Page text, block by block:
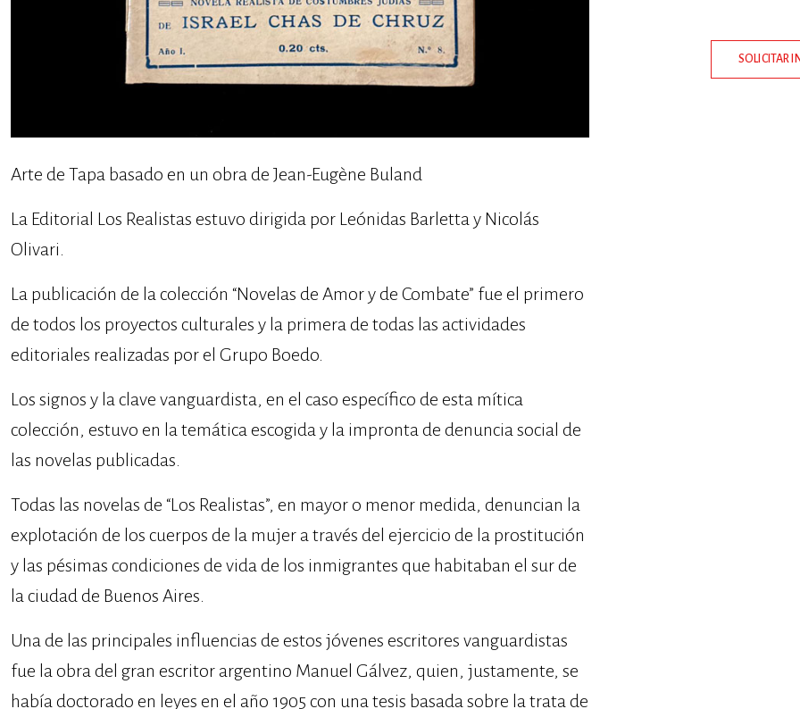
Arte de Tapa basado en un obra de Jean-Eugène Buland
La Editorial Los Realistas estuvo dirigida por Leónidas Barletta y Nicolás
Olivari.
La publicación de la colección “Novelas de Amor y de Combate” fue el primero
de todos los proyectos culturales y la primera de todas las actividades
editoriales realizadas por el Grupo Boedo.
Los signos y la clave vanguardista, en el caso específico de esta mítica
colección, estuvo en la temática escogida y la impronta de denuncia social de
las novelas publicadas.
Todas las novelas de “Los Realistas”, en mayor o menor medida, denuncian la
explotación de los cuerpos de la mujer a través del ejercicio de la prostitución
y las pésimas condiciones de vida de los inmigrantes que habitaban el sur de
la ciudad de Buenos Aires.
Una de las principales influencias de estos jóvenes escritores vanguardistas
fue la obra del gran escritor argentino Manuel Gálvez, quien, justamente, se
había doctorado en leyes en el año 1905 con una tesis basada sobre la trata de
SOLICITAR